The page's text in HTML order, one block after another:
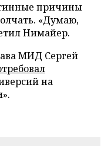
причины
«Думаю,
Нимайер.
МИД Сергей
на